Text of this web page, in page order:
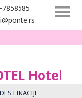
7858585
Hotel